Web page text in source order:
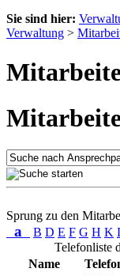
Sie sind hier:
Verwaltung >
Sprung zu den
a B D E F G H K
Telefonliste
Name